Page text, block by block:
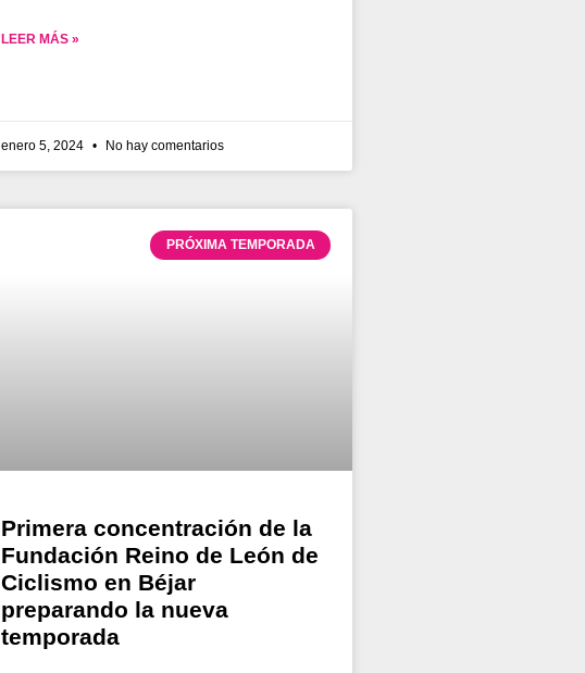
LEER MÁS »
enero 5, 2024 No hay comentarios
PRÓXIMA TEMPORADA
Primera concentración de la
Fundación Reino de León de
Ciclismo en Béjar
preparando la nueva
temporada